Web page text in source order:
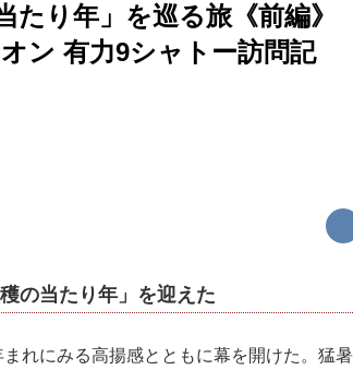
り年」を巡る旅《前編》
ン 有力9シャトー訪問記
の当たり年」を迎えた
れにみる高揚感とともに幕を開けた。猛